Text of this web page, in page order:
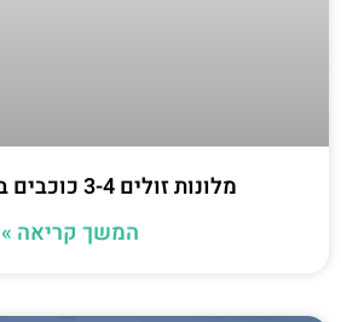
מלונות זולים 3-4 כוכבים בלאס וגאס
המשך קריאה »